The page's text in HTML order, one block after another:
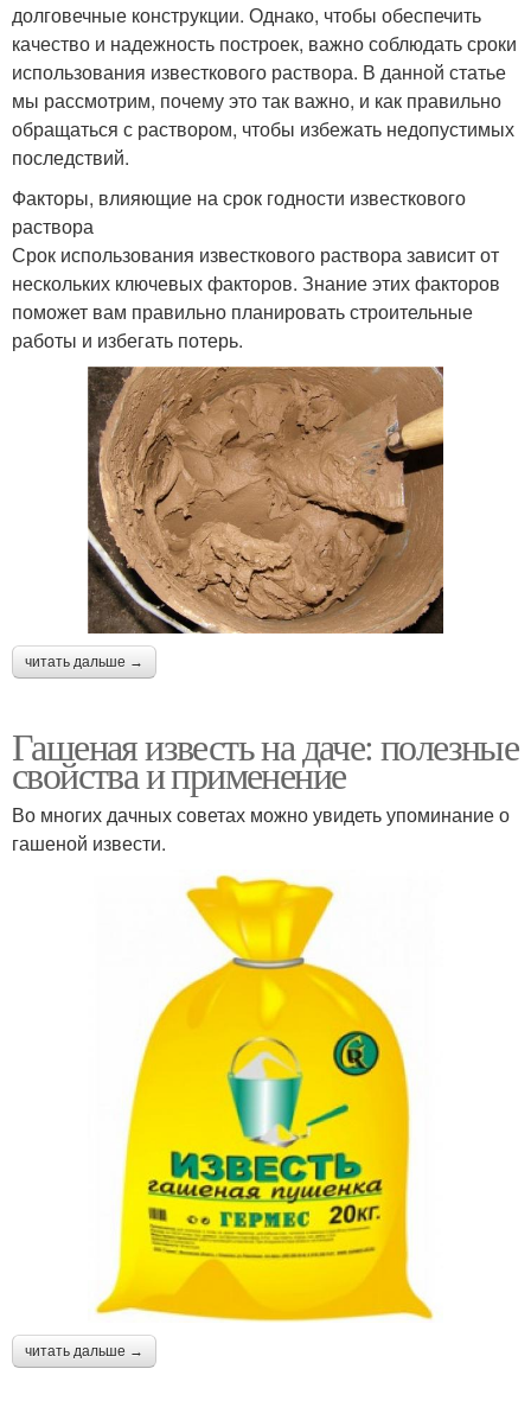
долговечные конструкции. Однако, чтобы обеспечить
качество и надежность построек, важно соблюдать сроки
использования известкового раствора. В данной статье
мы рассмотрим, почему это так важно, и как правильно
обращаться с раствором, чтобы избежать недопустимых
последствий.
Факторы, влияющие на срок годности известкового
раствора
Срок использования известкового раствора зависит от
нескольких ключевых факторов. Знание этих факторов
поможет вам правильно планировать строительные
работы и избегать потерь.
читать дальше →
Гашеная известь на даче: полезные
свойства и применение
Во многих дачных советах можно увидеть упоминание о
гашеной извести.
читать дальше →